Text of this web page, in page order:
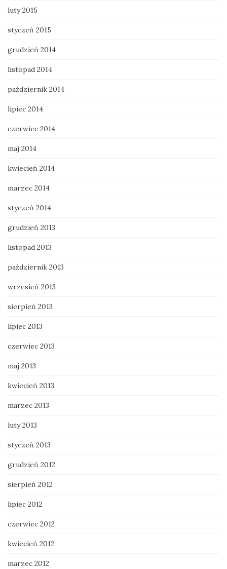
luty 2015
styczeń 2015
grudzień 2014
listopad 2014
październik 2014
lipiec 2014
czerwiec 2014
maj 2014
kwiecień 2014
marzec 2014
styczeń 2014
grudzień 2013
listopad 2013
październik 2013
wrzesień 2013
sierpień 2013
lipiec 2013
czerwiec 2013
maj 2013
kwiecień 2013
marzec 2013
luty 2013
styczeń 2013
grudzień 2012
sierpień 2012
lipiec 2012
czerwiec 2012
kwiecień 2012
marzec 2012